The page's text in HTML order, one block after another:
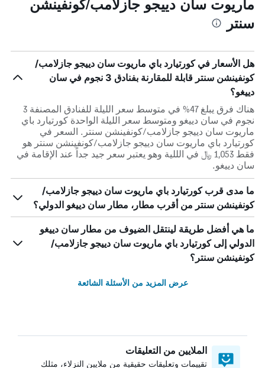
سنتر
هل الأسعار في كورتيارد باي ماريوت سان دييجو جازلامب/
كونفينشن سنتر قابلة للمقارنة بفنادق 3 نجوم في سان
دييغو؟
هناك فرق يبلغ 47% في متوسط ​​سعر الليلة للفنادق المصنفة 3
نجوم في سان دييغو ومتوسط ​​سعر الليلة الواحدة كورتيارد باي
ماريوت سان دييجو جازلامب/كونفينشن سنتر. السعر في
كورتيارد باي ماريوت سان دييجو جازلامب/كونفينشن سنتر هو
فقط 1,053 ﷼ في الللية وهو يعتبر سعر جيد جداً عند الإقامة في
سان دييغو.
ما مدى قرب كورتيارد باي ماريوت سان دييجو جازلامب/
كونفينشن سنتر من أقرب مطار، مطار سان دييغو الدولي؟
ما هي أفضل طريقة لينتقل الضيوف من مطار سان دييغو
الدولي إلى كورتيارد باي ماريوت سان دييجو جازلامب/
كونفينشن سنتر؟
عرض المزيد من الأسئلة الشائعة
الملايين من التعليقات
تقييمات وتعليقات حقيقية من ملايين النزلاء، مثلك